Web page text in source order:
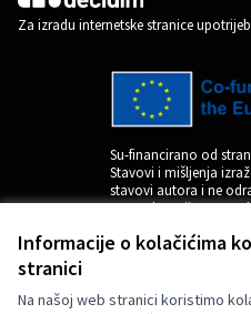
Informacije o kolačićima
stranici
Na našoj web stranici koristimo
(Vanjska poveznica)
Za izradu internetske stranice
Su-financirano od
Stavovi i mišljenja
stavovi autora i ne
Europske unije.